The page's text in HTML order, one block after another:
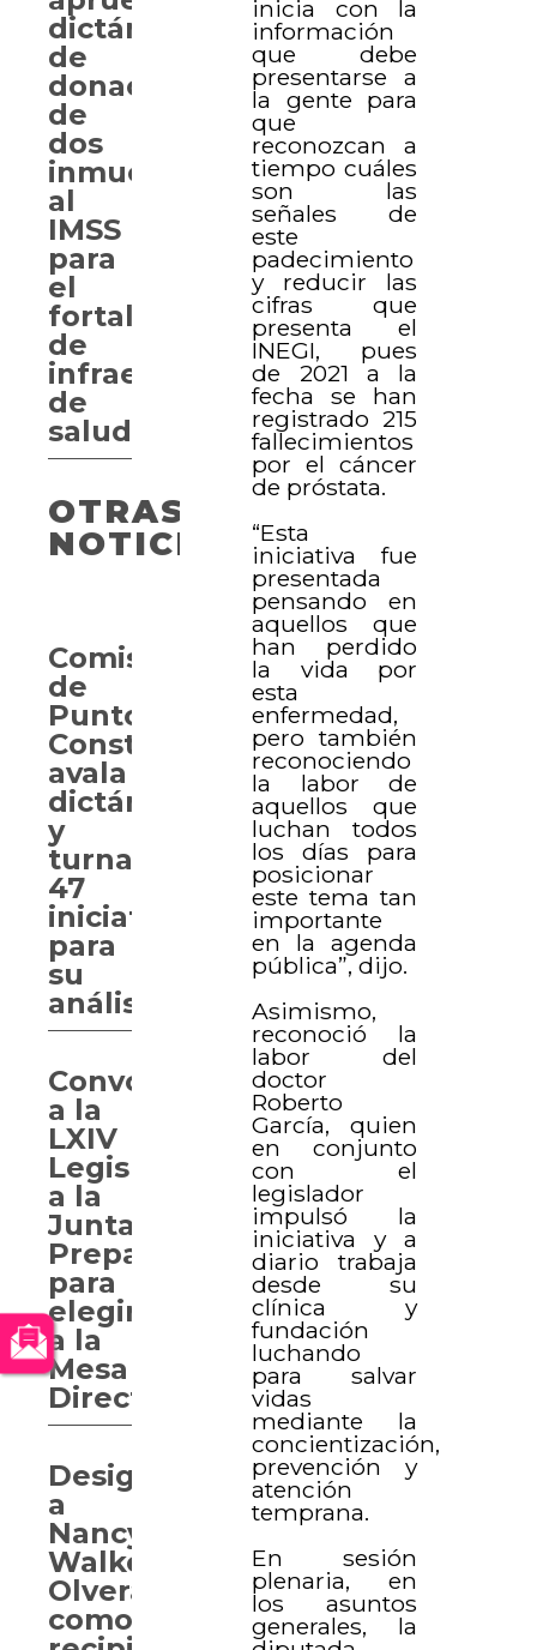
inicia con la
información
que debe
presentarse a
la gente para
que
reconozcan a
tiempo cuáles
son las
señales de
este
padecimiento
y reducir las
cifras que
presenta el
INEGI, pues
de 2021 a la
fecha se han
registrado 215
fallecimientos
por el cáncer
de próstata.
“Esta
iniciativa fue
presentada
pensando en
aquellos que
han perdido
la vida por
esta
enfermedad,
pero también
reconociendo
la labor de
aquellos que
luchan todos
los días para
posicionar
este tema tan
importante
en la agenda
pública”, dijo.
Asimismo,
reconoció la
labor del
doctor
Roberto
García, quien
en conjunto
con el
legislador
impulsó la
iniciativa y a
diario trabaja
desde su
clínica y
fundación
luchando
para salvar
vidas
mediante la
concientización,
prevención y
atención
temprana.
En sesión
plenaria, en
los asuntos
generales, la
dictámenes
de
donación
de
dos
inmuebles
al
IMSS
para
el
fortalecimiento
de
infraestructura
de
salud
OTRAS
NOTICIAS
Comisión
de
Puntos
Constitucionales
avala
dictámenes
y
turna
47
iniciativas
para
su
análisis
Convocan
a la
LXIV
Legislatura
a la
Junta
Preparatoria
para
elegir
a la
Mesa
Directiva
Designan
a
Nancy
Walker
Olvera
como